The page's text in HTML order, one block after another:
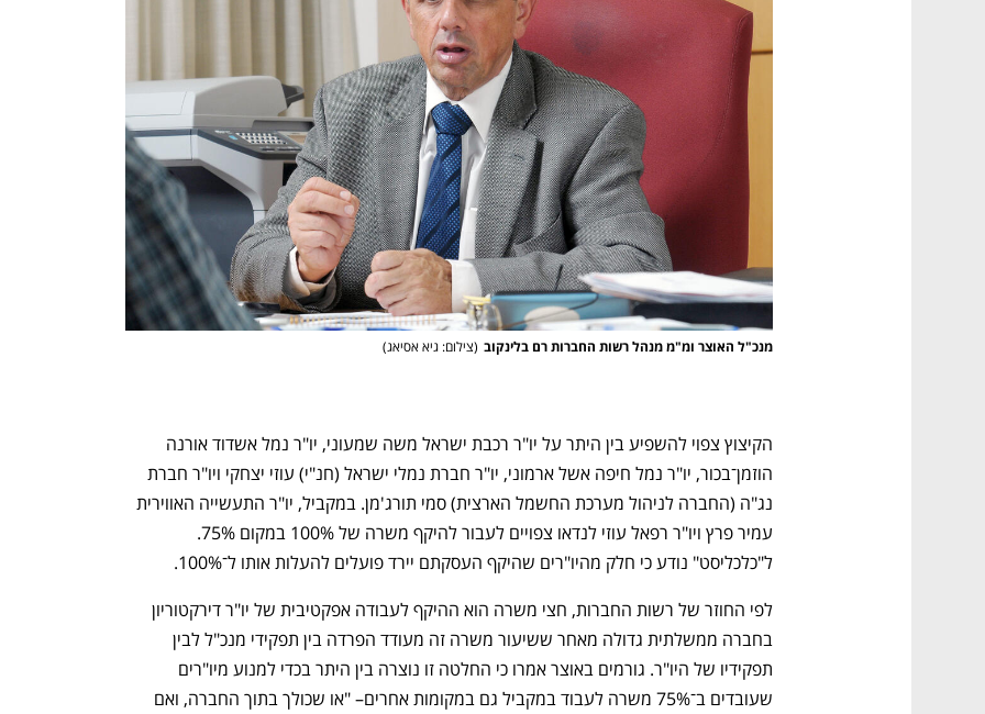
מנכ"ל האוצר ומ"מ מנהל רשות החברות רם בלינקוב (צילום: גיא אסיאג)
ל"כלכליסט" נודע כי חלק מהיו"רים שהיקף העסקתם יירד פועלים להעלות אותו ל־100%.